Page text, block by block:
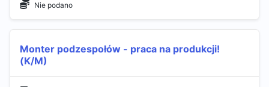
Nie podano
Monter podzespołów - praca na produkcji!
(K/M)